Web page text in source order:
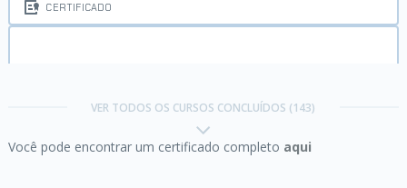
Concluído em 17/07/2026
CERTIFICADO
VER TODOS OS CURSOS CONCLUÍDOS (143)
Você pode encontrar um certificado completo aqui